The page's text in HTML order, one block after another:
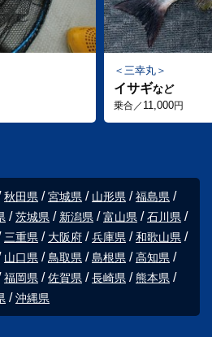
三幸丸
イサギなど
乗合／ 11,000円
秋田県 宮城県 山形県
福島県
茨城県 新潟県 富山県
石川県
三重県 大阪府 兵庫県
和歌山県
山口県 鳥取県 島根県
高知県
福岡県 佐賀県 長崎県
熊本県
沖縄県